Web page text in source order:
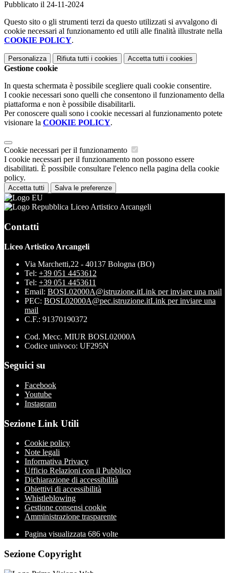
Pubblicato il 24-11-2024
Questo sito o gli strumenti terzi da questo utilizzati si avvalgono di
cookie necessari al funzionamento ed utili alle finalità illustrate nella
COOKIE POLICY.
Personalizza Rifiuta tutti i cookies Accetta tutti i cookies
Gestione cookie
In questa schermata è possibile scegliere quali cookie consentire.
I cookie necessari sono quelli che consentono il funzionamento della
piattaforma e non è possibile disabilitarli.
Per conoscere quali sono i cookie necessari al funzionamento potete
visionare la COOKIE POLICY.
Cookie necessari per il funzionamento
I cookie necessari per il funzionamento non possono essere
disabilitati. È possibile consultare l'elenco nella pagina della cookie
policy.
Accetta tutti Salva le preferenze
Liceo Artistico Arcangeli
Contatti
Liceo Artistico Arcangeli
Via Marchetti,22 - 40137 Bologna (BO)
Tel: +39 051 4453612
Tel: +39 051 4453611
Email: BOSL02000A@istruzione.itLink per inviare una mail
PEC: BOSL02000A@pec.istruzione.itLink per inviare una
mail
C.F.: 91370190372
Cod. Mecc. MIUR BOSL02000A
Codice univoco: UF295N
Seguici su
Facebook
Youtube
Instagram
Sezione Link Utili
Cookie policy
Note legali
Informativa Privacy
Ufficio Relazioni con il Pubblico
Dichiarazione di accessibilità
Obiettivi di accessibilità
Whistleblowing
Gestione consensi cookie
Amministrazione trasparente
Pagina visualizzata 686 volte
Sezione Copyright